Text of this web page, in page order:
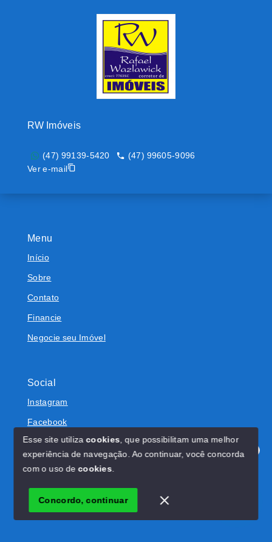
Olá! Estamos disponíveis para te ajudar.
Menu
Início
Sobre
Contato
Financie
Negocie seu Imóvel
Social
Instagram
Facebook
© Copyright 2026 - RW Imóveis - Todos os direitos
SITE PARA IMOBILIARIA
RW Imóveis
(47) 99139-5420
(47) 99605-9096
Ver e-mail
Esse site utilizacookies , que possibilitam uma melhor
experiência de navegação. Ao continuar, você concorda
com o uso decookies
Concordo, continuar